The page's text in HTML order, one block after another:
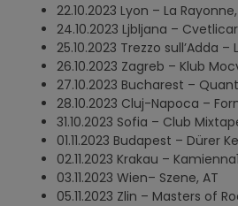
22.10.2023 Lyon – La Rayonne,
24.10.2023 Ljbljana –
25.10.2023 Trezzo sull’Adda –
26.10.2023 Zagreb – Klub
27.10.2023 Bucharest –
28.10.2023 Cluj-Napoca –
31.10.2023 Sofia – Club
01.11.2023 Budapest – Dürer
02.11.2023 Krakau –
03.11.2023 Wien– Szene, AT
05.11.2023 Zlin – Masters of